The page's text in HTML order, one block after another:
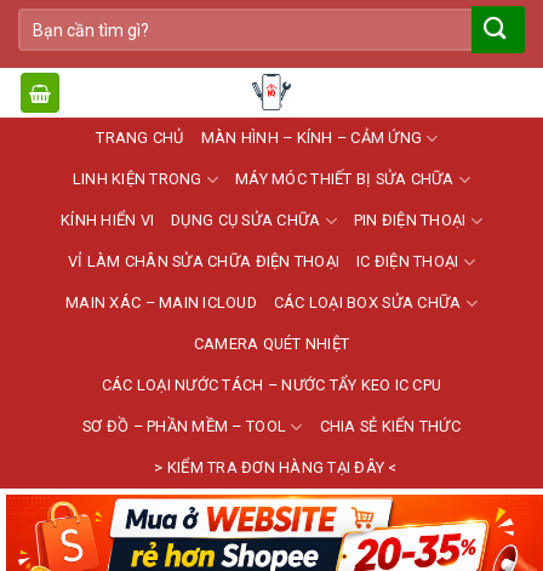
Bỏ
qua
nội
dung
Tìm
kiếm:
TRANG CHỦ MÀN HÌNH – KÍNH – CẢM ỨNG
LINH KIỆN TRONG MÁY MÓC THIẾT BỊ SỬA CHỮA
KÍNH HIỂN VI DỤNG CỤ SỬA CHỮA PIN ĐIỆN THOẠI
VỈ LÀM CHÂN SỬA CHỮA ĐIỆN THOẠI IC ĐIỆN THOẠI
MAIN XÁC – MAIN ICLOUD CÁC LOẠI BOX SỬA CHỮA
CAMERA QUÉT NHIỆT
CÁC LOẠI NƯỚC TÁCH – NƯỚC TẨY KEO IC CPU
SƠ ĐỒ – PHẦN MỀM – TOOL CHIA SẺ KIẾN THỨC
> KIỂM TRA ĐƠN HÀNG TẠI ĐÂY <